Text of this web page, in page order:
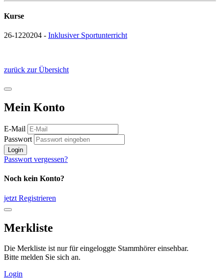
Kurse
26-1220204 - Inklusiver Sportunterricht
zurück zur Übersicht
Mein Konto
E-Mail
Passwort
Login
Passwort vergessen?
Noch kein Konto?
jetzt Registrieren
Merkliste
Die Merkliste ist nur für eingeloggte Stammhörer einsehbar.
Bitte melden Sie sich an.
Login